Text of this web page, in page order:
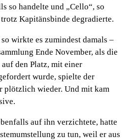
so handelte und „Cello“, so
Kapitänsbinde degradierte.
wirkte es zumindest damals –
Ende November, als die
den Platz, mit einer
wurde, spielte der
plötzlich wieder. Und mit kam
auf ihn verzichtete, hatte
zu tun, weil er aus